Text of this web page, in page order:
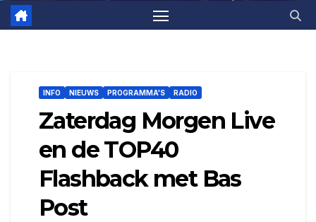
INFO NIEUWS PROGRAMMA'S RADIO
Zaterdag Morgen Live
en de TOP40
Flashback met Bas
Post